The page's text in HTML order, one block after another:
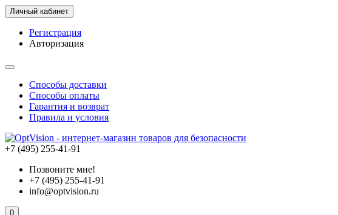
Личный кабинет
Регистрация
Авторизация
Способы доставки
Способы оплаты
Гарантия и возврат
Правила и условия
+7 (495) 255-41-91
Позвоните мне!
+7 (495) 255-41-91
info@optvision.ru
0